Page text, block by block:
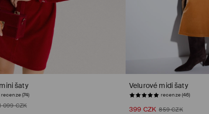
šaty
recenze (74)
099 CZK
Velurové midi šaty
recenze (46)
399 CZK 859 CZK